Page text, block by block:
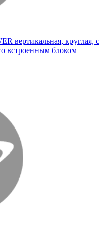
вертикальная, круглая, с
встроенным блоком